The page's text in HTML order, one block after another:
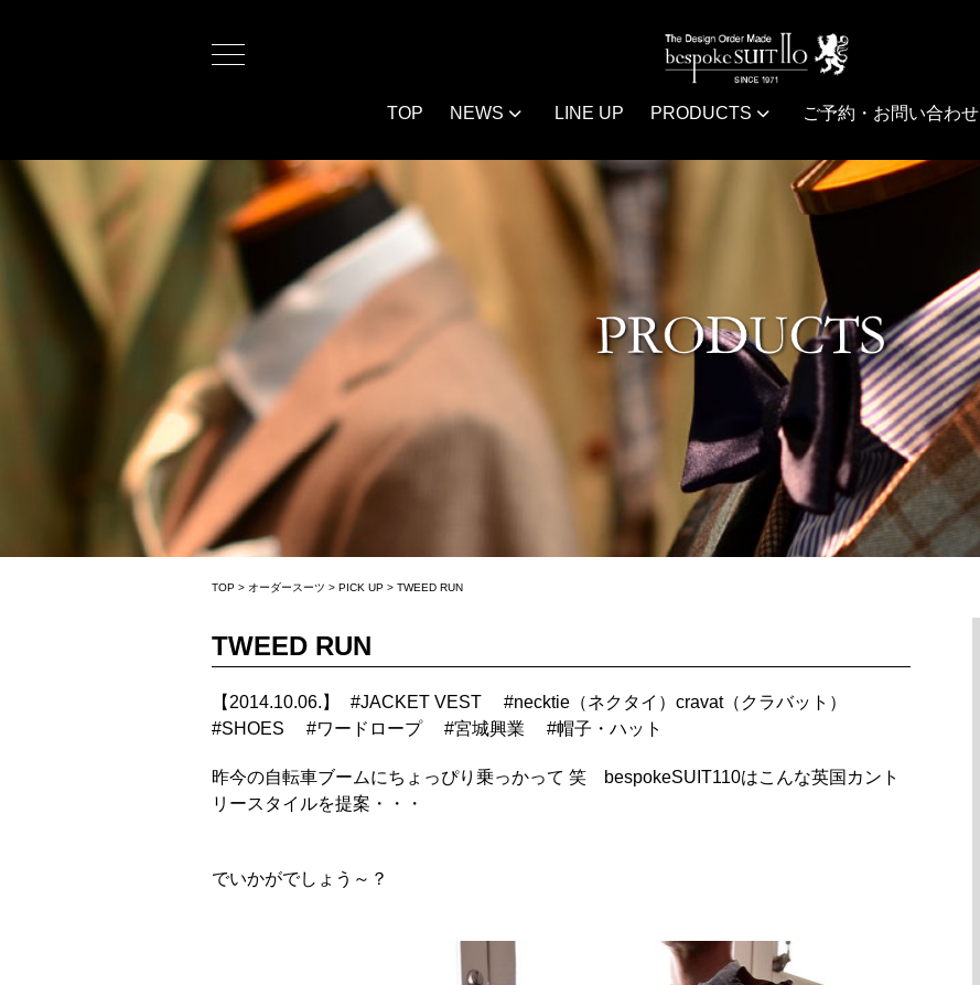
TOP NEWS LINE UP PRODUCTS ご予約・お問い合わせ
TOP > オーダースーツ > PICK UP > TWEED RUN
TWEED RUN
【2014.10.06.】 #JACKET VEST #necktie（ネクタイ）cravat（クラバット）
#SHOES #ワードロープ #宮城興業 #帽子・ハット
昨今の自転車ブームにちょっぴり乗っかって 笑 bespokeSUIT110はこんな英国カント
リースタイルを提案・・・
でいかがでしょう～？